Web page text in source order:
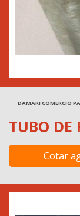
DAMARI COMERCIO
TUBO DE
Cotar